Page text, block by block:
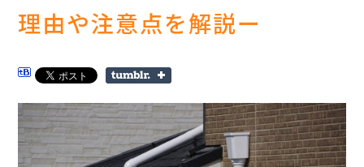
理由や注意点を解説ー